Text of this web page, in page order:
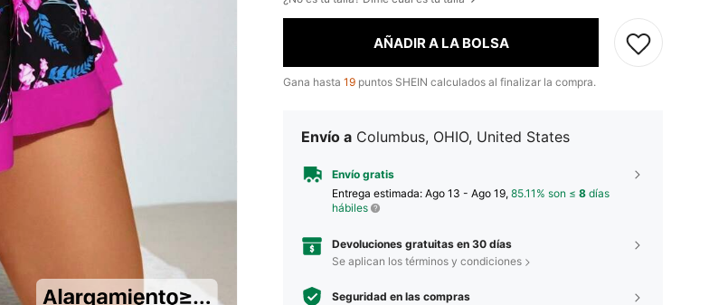
AÑADIR A LA BOLSA
Gana hasta 19 puntos SHEIN calculados al finalizar la compra.
Envío a Columbus, OHIO, United States
Envío gratis
Entrega estimada: Ago 13 - Ago 19, 85.11% son ≤ 8 días
hábiles
Devoluciones gratuitas en 30 días
Se aplican los términos y condiciones
Seguridad en las compras